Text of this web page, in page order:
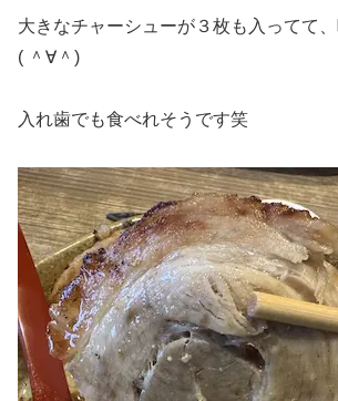
大きなチャーシューが３枚も入ってて
( ＾∀＾)
入れ歯でも食べれそうです笑